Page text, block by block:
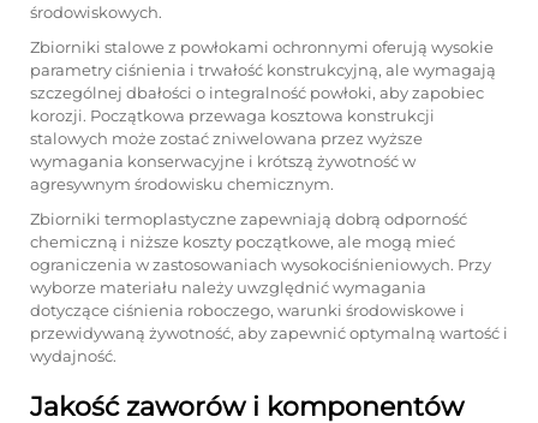
środowiskowych.
Zbiorniki stalowe z powłokami ochronnymi oferują wysokie
parametry ciśnienia i trwałość konstrukcyjną, ale wymagają
szczególnej dbałości o integralność powłoki, aby zapobiec
korozji. Początkowa przewaga kosztowa konstrukcji
stalowych może zostać zniwelowana przez wyższe
wymagania konserwacyjne i krótszą żywotność w
agresywnym środowisku chemicznym.
Zbiorniki termoplastyczne zapewniają dobrą odporność
chemiczną i niższe koszty początkowe, ale mogą mieć
ograniczenia w zastosowaniach wysokociśnieniowych. Przy
wyborze materiału należy uwzględnić wymagania
dotyczące ciśnienia roboczego, warunki środowiskowe i
przewidywaną żywotność, aby zapewnić optymalną wartość i
wydajność.
Jakość zaworów i komponentów